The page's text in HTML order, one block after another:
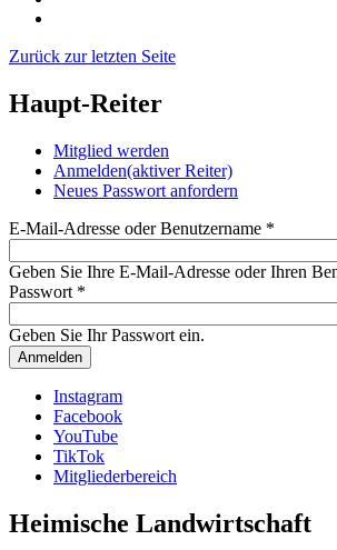
Zurück zur letzten Seite
Haupt-Reiter
Mitglied werden
Anmelden(aktiver Reiter)
Neues Passwort anfordern
E-Mail-Adresse oder Benutzername *
Geben Sie Ihre E-Mail-Adresse oder Ihren
Passwort *
Geben Sie Ihr Passwort ein.
Instagram
Facebook
YouTube
TikTok
Mitgliederbereich
Heimische Landwirtschaft